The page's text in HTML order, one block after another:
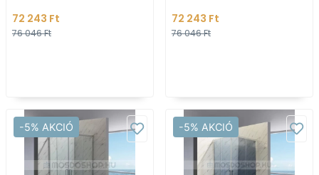
72 243 Ft
76 046 Ft
72 243 Ft
76 046 Ft
-5% AKCIÓ -5% AKCIÓ